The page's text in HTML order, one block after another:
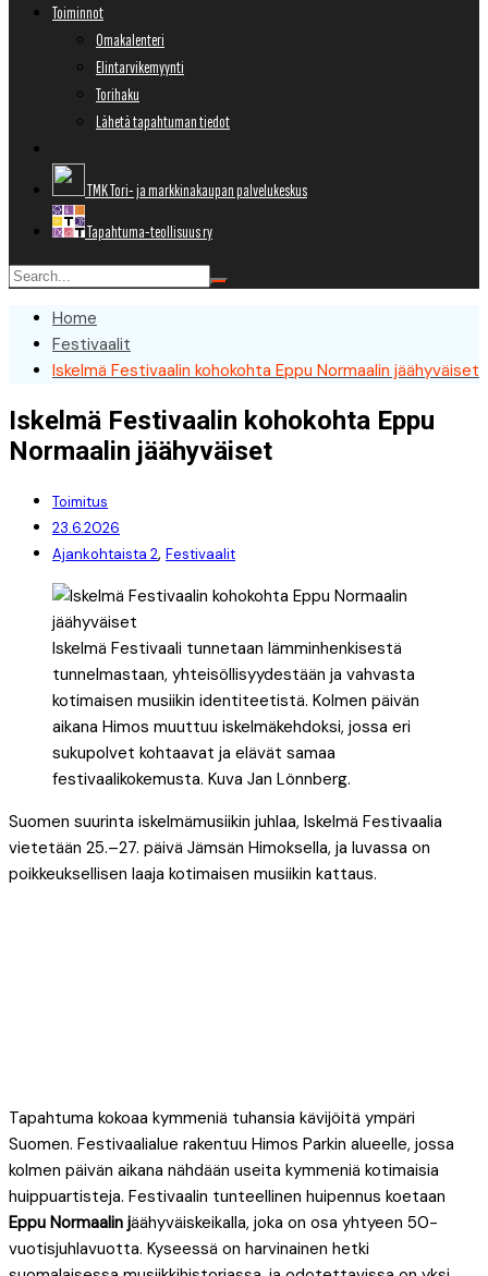
Toiminnot
Omakalenteri
Elintarvikemyynti
Torihaku
Lähetä tapahtuman tiedot
TMK Tori- ja markkinakaupan palvelukeskus
Tapahtuma-teollisuus ry
Home
Festivaalit
Iskelmä Festivaalin kohokohta Eppu Normaalin jäähyväiset
Iskelmä Festivaalin kohokohta Eppu
Normaalin jäähyväiset
Toimitus
23.6.2026
Ajankohtaista 2, Festivaalit
Iskelmä Festivaali tunnetaan lämminhenkisestä
tunnelmastaan, yhteisöllisyydestään ja vahvasta
kotimaisen musiikin identiteetistä. Kolmen päivän
aikana Himos muuttuu iskelmäkehdoksi, jossa eri
sukupolvet kohtaavat ja elävät samaa
festivaalikokemusta. Kuva Jan Lönnberg.
Suomen suurinta iskelmämusiikin juhlaa, Iskelmä Festivaalia
vietetään 25.–27. päivä Jämsän Himoksella, ja luvassa on
poikkeuksellisen laaja kotimaisen musiikin kattaus.
Tapahtuma kokoaa kymmeniä tuhansia kävijöitä ympäri
Suomen. Festivaalialue rakentuu Himos Parkin alueelle, jossa
kolmen päivän aikana nähdään useita kymmeniä kotimaisia
huippuartisteja. Festivaalin tunteellinen huipennus koetaan
Eppu Normaalin jäähyväiskeikalla, joka on osa yhtyeen 50-
vuotisjuhlavuotta. Kyseessä on harvinainen hetki